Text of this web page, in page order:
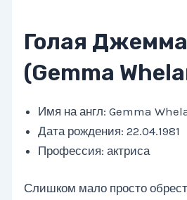
Голая
(Gemma
Имя на англ: Gemma
Дата рождения: 22.04.1981
Профессия: актриса
Слишком мало просто